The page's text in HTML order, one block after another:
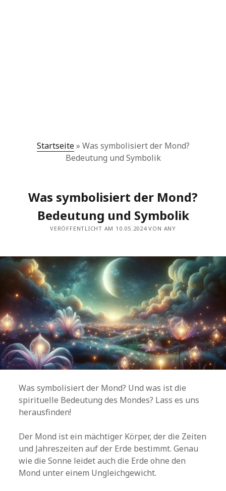
Startseite» Was symbolisiert der Mond?
Bedeutung und Symbolik
Was symbolisiert der Mond?
Bedeutung und Symbolik
VERÖFFENTLICHT AM 10.05.2024 VON ANY
Was symbolisiert der Mond? Und was ist die
spirituelle Bedeutung des Mondes? Lass es uns
herausfinden!
Der Mond ist ein mächtiger Körper, der die Zeiten
und Jahreszeiten auf der Erde bestimmt. Genau
wie die Sonne leidet auch die Erde ohne den
Mond unter einem Ungleichgewicht.